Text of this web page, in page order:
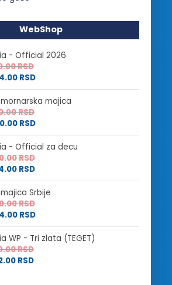
WebShop
- Official 2026
RSD
RSD
majica
RSD
RSD
- Official za decu
RSD
RSD
Srbije
RSD
RSD
WP - Tri zlata (TEGET)
RSD
RSD